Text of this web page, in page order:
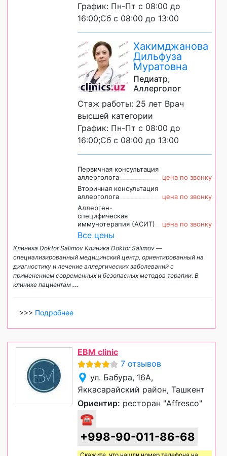
График: Пн-Пт с 08:00 до
16:00;Сб с 08:00 до 13:00
Хакимджанова
Дильфуза
Муратовна
Педиатр,
Аллерголог
Стаж работы: 25 лет Врач
высшей категории
График: Пн-Пт с 08:00 до
16:00;Сб с 08:00 до 13:00
Первичная консультация
аллерголога
цена по звонку
Вторичная консультация
аллерголога
цена по звонку
Аллерген-
специфическая
иммунотерапия (АСИТ)
цена по звонку
Все цены
Клиника Doktor Salimov Клиника Doktor Salimov —
специализированный медицинский центр, ориентированный на
диагностику и лечение аллергических заболеваний с
применением современных и безопасных методов терапии. В
клинике пациентам ...
>>> Подробнее
EBM clinic
7 отзывов
ул. Бабура, 16А,
Яккасарайский район, Ташкент
Ориентир: ресторан "Affresco"
☎
+998-90-011-86-68